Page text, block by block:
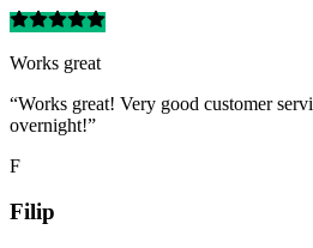
Works great
“Works great! Very good customer
overnight!”
F
Filip